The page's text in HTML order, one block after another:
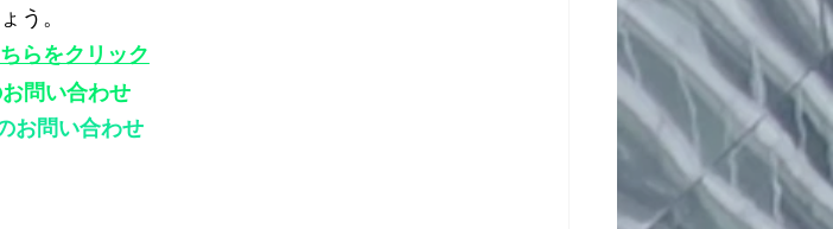
う。
らをクリック
問い合わせ
お問い合わせ